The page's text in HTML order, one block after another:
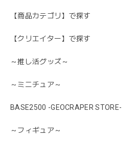
【商品カテゴリ】で探す
【クリエイター】で探す
～推し活グッズ～
～ミニチュア～
BASE2500 -GEOCRAPER STORE-
～フィギュア～